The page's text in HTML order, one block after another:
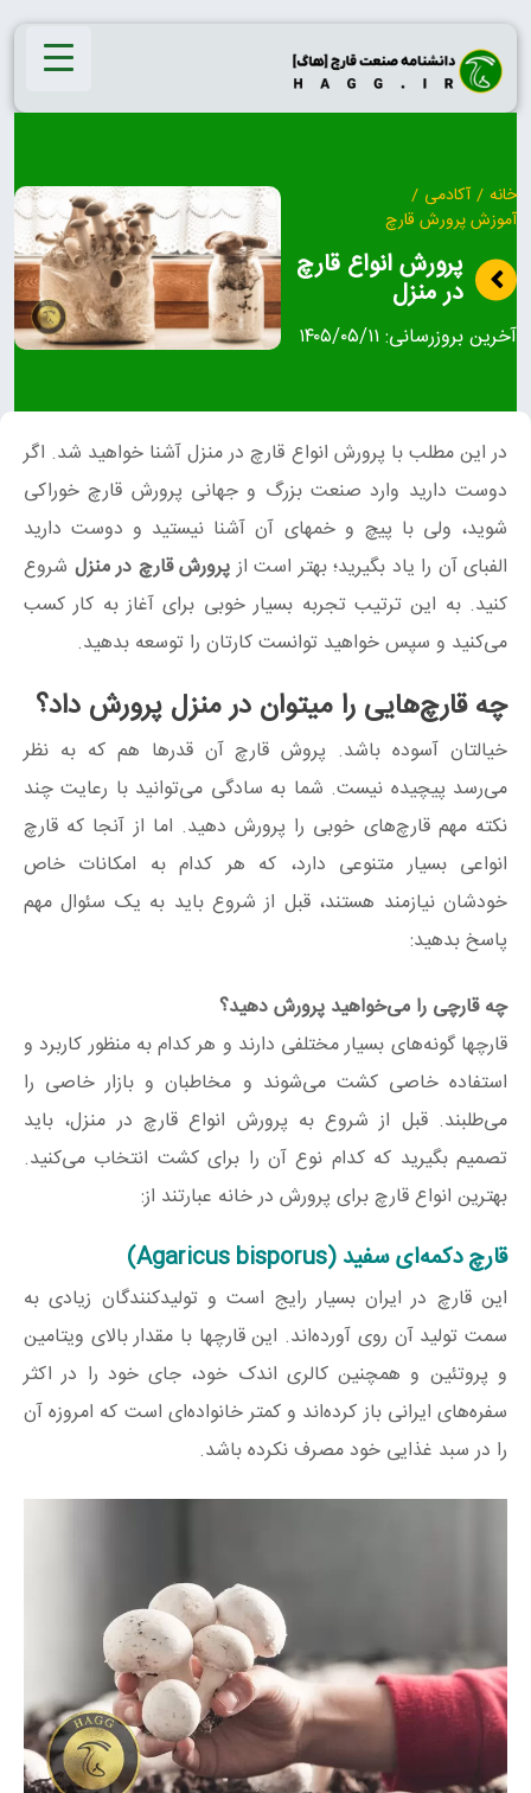
Skip
content
خانه / آکادمی /
آموزش پرورش قارچ
پرورش انواع قارچ
در منزل
آخرین بروزرسانی: ۱۴۰۵/۰۵/۱۱
در این مطلب با پرورش انواع قارچ در منزل آشنا خواهید شد. اگر
دوست دارید وارد صنعت بزرگ و جهانی پرورش قارچ خوراکی
شوید، ولی با پیچ و خمهای آن آشنا نیستید و دوست دارید
الفبای آن را یاد بگیرید؛ بهتر است ازپرورش قارچ در منزل شروع
کنید. به این ترتیب تجربه بسیار خوبی برای آغاز به کار کسب
می‌کنید و سپس خواهید توانست کارتان را توسعه بدهید.
چه قارچ‌هایی را میتوان در منزل پرورش داد؟
خیالتان آسوده باشد. پروش قارچ آن قدرها هم که به نظر
می‌رسد پیچیده نیست. شما به سادگی می‌توانید با رعایت چند
نکته مهم قارچ‌های خوبی را پرورش دهید. اما از آنجا که قارچ
انواعی بسیار متنوعی دارد، که هر کدام به امکانات خاص
خودشان نیازمند هستند، قبل از شروع باید به یک سئوال مهم
پاسخ بدهید:
چه قارچی را می‌خواهید پرورش دهید؟
قارچها گونه‌های بسیار مختلفی دارند و هر کدام به منظور کاربرد و
استفاده خاصی کشت می‌شوند و مخاطبان و بازار خاصی را
می‌طلبند. قبل از شروع به پرورش انواع قارچ در منزل، باید
تصمیم بگیرید که کدام نوع آن را برای کشت انتخاب می‌کنید.
بهترین انواع قارچ برای پرورش در خانه عبارتند از:
قارچ دکمه‌ای سفید (Agaricus bisporus)
این قارچ در ایران بسیار رایج است و تولیدکنندگان زیادی به
سمت تولید آن روی آورده‌اند. این قارچها با مقدار بالای ویتامین
و پروتئین و همچنین کالری اندک خود، جای خود را در اکثر
سفره‌های ایرانی باز کرده‌اند و کمتر خانواده‌ای است که امروزه آن
را در سبد غذایی خود مصرف نکرده باشد.